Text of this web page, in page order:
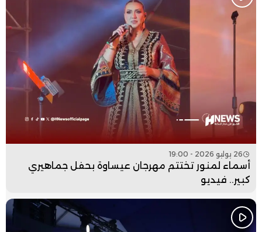
26 يوليو 2026 - 19:00
أسماء لمنور تختتم مهرجان عيساوة بحفل جماهيري
كبير.. فيديو